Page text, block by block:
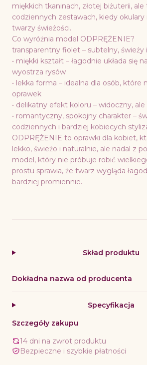
miękkich tkaninach, złotej biżuterii,
codziennych zestawach, kiedy okulary
twarzy świeżości.
Co wyróżnia model ODPRĘŻENIE?
transparentny fiolet – subtelny, świeży
• miękki kształt – łagodnie układa się
wyostrza rysów
• lekka forma – idealna dla osób, które
oprawek
• delikatny efekt koloru – widoczny,
• romantyczny, spokojny charakter –
codziennych i bardziej kobiecych
ODPRĘŻENIE to oprawki dla kobiet,
lekko, świeżo i naturalnie, ale nadal z
model, który nie próbuje robić
prostu sprawia, że twarz wygląda
bardziej promiennie.
Skład produktu
Dokładna nazwa od producenta
Specyfikacja
Szczegóły zakupu
14 dni na zwrot produktu
Bezpieczne i szybkie płatności